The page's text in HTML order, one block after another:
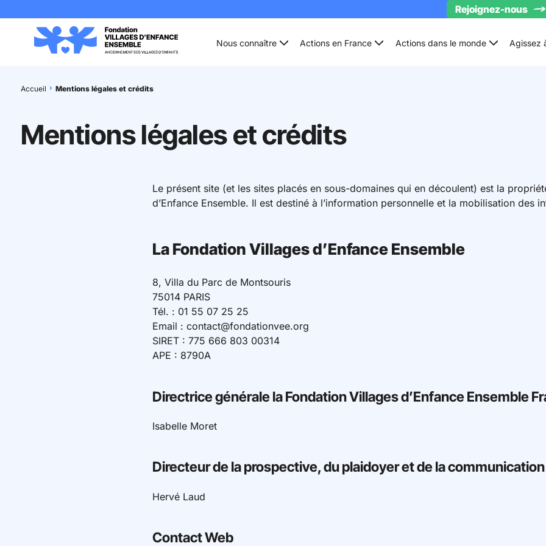
Rejoignez-nous
Nous connaître Actions en France Actions dans le monde Agissez
Accueil Mentions légales et crédits
Mentions légales et crédits
Le présent site (et les sites placés en sous-domaines qui en découlent) est la
d’Enfance Ensemble. Il est destiné à l’information personnelle et la mobilisation des
La Fondation Villages d’Enfance Ensemble
8, Villa du Parc de Montsouris
75014 PARIS
Tél. : 01 55 07 25 25
Email : contact@fondationvee.org
SIRET : 775 666 803 00314
APE : 8790A
Directrice générale la Fondation Villages d’Enfance Ensemble
Isabelle Moret
Directeur de la prospective, du plaidoyer et de la communication
Hervé Laud
Contact Web